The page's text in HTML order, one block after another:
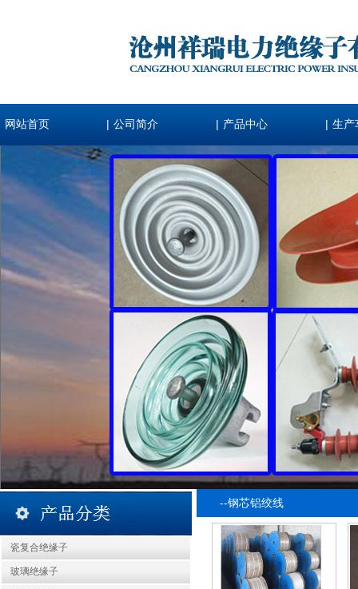
网站首页 | 公司简介 | 产品中心 | 生产
瓷复合绝缘子
玻璃绝缘子
--钢芯铝绞线